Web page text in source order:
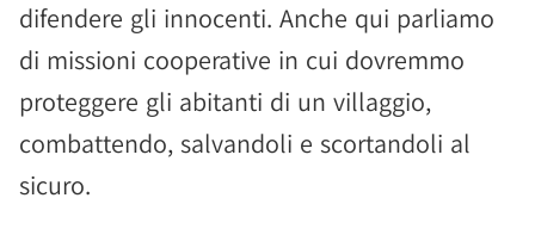
difendere gli innocenti. Anche qui parliamo
di missioni cooperative in cui dovremmo
proteggere gli abitanti di un villaggio,
combattendo, salvandoli e scortandoli al
sicuro.